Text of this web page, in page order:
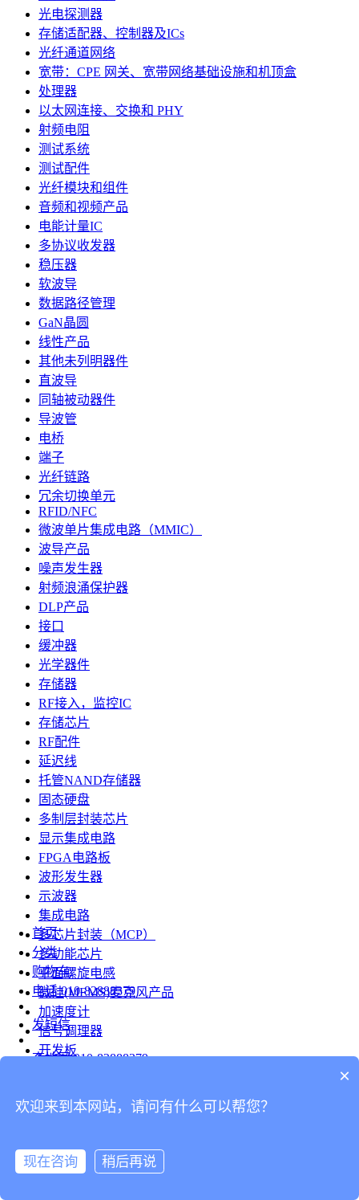
光电探测器
存储适配器、控制器及ICs
光纤通道网络
宽带：CPE 网关、宽带网络基础设施和机顶盒
处理器
以太网连接、交换和 PHY
射频电阻
测试系统
测试配件
光纤模块和组件
音频和视频产品
电能计量IC
多协议收发器
稳压器
软波导
数据路径管理
GaN晶圆
线性产品
其他未列明器件
直波导
同轴被动器件
导波管
电桥
端子
光纤链路
冗余切换单元
RFID/NFC
微波单片集成电路（MMIC）
波导产品
噪声发生器
射频浪涌保护器
DLP产品
接口
缓冲器
光学器件
存储器
RF接入，监控IC
存储芯片
RF配件
延迟线
托管NAND存储器
固态硬盘
多制层封装芯片
显示集成电路
FPGA电路板
波形发生器
示波器
集成电路
多芯片封装（MCP）
多功能芯片
平面螺旋电感
微硅(MEMS)麦克风产品
加速度计
信号调理器
开发板
台式仪表
连接器
首页
分类
购物车
电话 010-82888379
发短信
查地图 010-82888379
分享
×
欢迎来到本网站，请问有什么可以帮您？
现在咨询 稍后再说